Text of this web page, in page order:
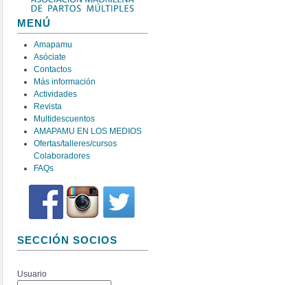
MENÚ
Amapamu
Asóciate
Contactos
Más información
Actividades
Revista
Multidescuentos
AMAPAMU EN LOS MEDIOS
Ofertas/talleres/cursos
Colaboradores
FAQs
SECCIÓN SOCIOS
Usuario